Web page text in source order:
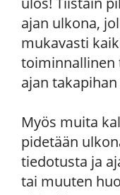
ajan ulkona,
mukavasti
toiminnallinen
ajan
Myös muita
pidetään
tiedotusta ja
tai muuten